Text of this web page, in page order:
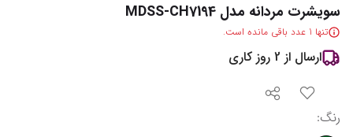
سویشرت مردانه مدل MDSS-CH7194
تنها 1 عدد باقی مانده است.
ارسال از 2 روز کاری
رنگ: